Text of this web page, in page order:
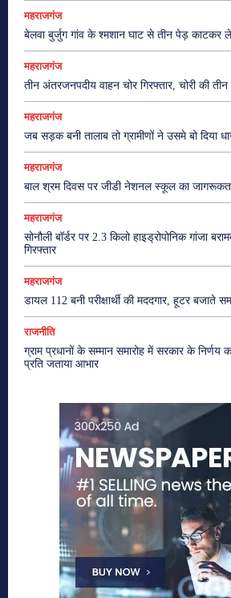
महराजगंज
बेलवा बुर्जुग गांव के श्मशान घाट से तीन पेड़ काटकर
महराजगंज
तीन अंतरजनपदीय वाहन चोर गिरफ्तार, चोरी की तीन
महराजगंज
जब सड़क बनी तालाब तो ग्रामीणों ने उसमे बो दिया
महराजगंज
बाल श्रम दिवस पर जीडी नेशनल स्कूल का
महराजगंज
सोनौली बॉर्डर पर 2.3 किलो हाइड्रोपोनिक गांजा
गिरफ्तार
महराजगंज
डायल 112 बनी परीक्षार्थी की मददगार, हूटर बजाते
राजनीति
ग्राम प्रधानों के सम्मान समारोह में सरकार के निर्णय
प्रति जताया आभार